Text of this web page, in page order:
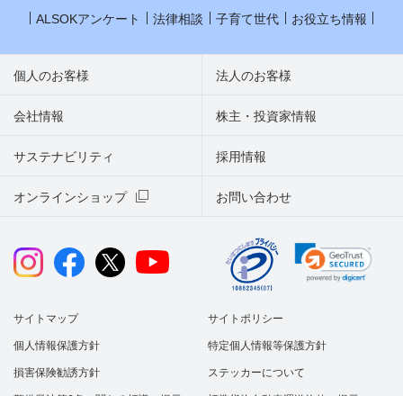
ALSOKアンケート
法律相談 子育て世代 お役立ち情報
個人のお客様 法人のお客様
会社情報 株主・投資家情報
サステナビリティ
オンラインショップ お問い合わせ
採用情報
サイトマップ サイトポリシー
個人情報保護方針 特定個人情報等保護方針
損害保険勧誘方針 ステッカーについて